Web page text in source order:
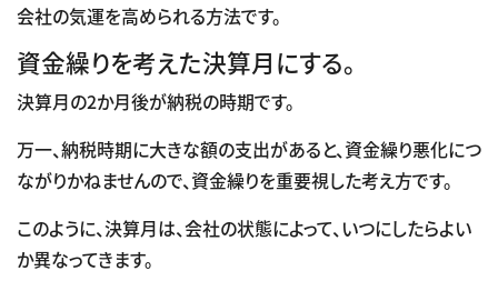
会社の気運を高められる方法です。
資金繰りを考えた決算月にする。
決算月の2か月後が納税の時期です。
万一、納税時期に大きな額の支出があると、資金繰り悪化につ
ながりかねませんので、資金繰りを重要視した考え方です。
このように、決算月は、会社の状態によって、いつにしたらよい
か異なってきます。